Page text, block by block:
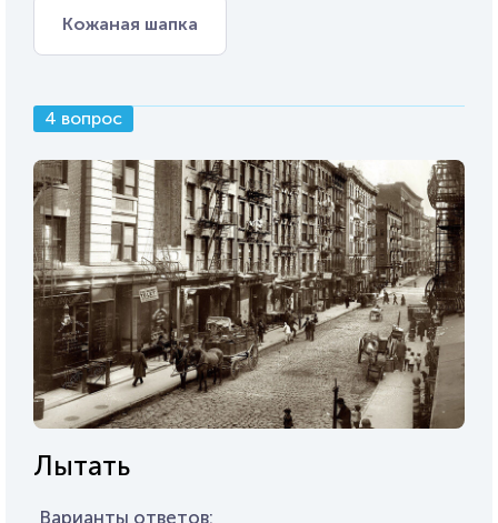
Кожаная шапка
4 вопрос
Лытать
Варианты ответов: